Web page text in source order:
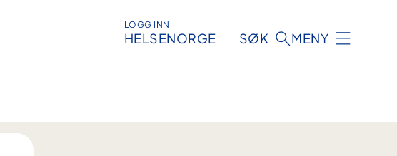
LOGG INN
HELSENORGE SØK MENY